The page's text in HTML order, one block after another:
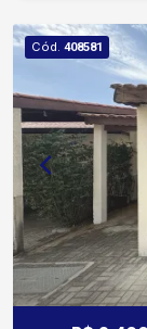
a
Raposo
diversas
vizinhos. O
cerca de 5 minutos. Em
minutos
de 4
minutos),
padarias,
restaurantes. O condomínio
próximo à
Cód. 408581